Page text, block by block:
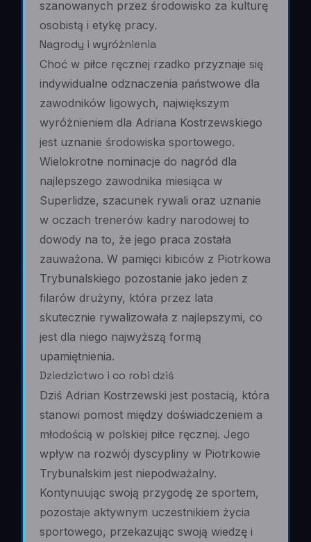
szanowanych przez środowisko za kulturę
osobistą i etykę pracy.
Nagrody i wyróżnienia
Choć w piłce ręcznej rzadko przyznaje się
indywidualne odznaczenia państwowe dla
zawodników ligowych, największym
wyróżnieniem dla Adriana Kostrzewskiego
jest uznanie środowiska sportowego.
Wielokrotne nominacje do nagród dla
najlepszego zawodnika miesiąca w
Superlidze, szacunek rywali oraz uznanie
w oczach trenerów kadry narodowej to
dowody na to, że jego praca została
zauważona. W pamięci kibiców z Piotrkowa
Trybunalskiego pozostanie jako jeden z
filarów drużyny, która przez lata
skutecznie rywalizowała z najlepszymi, co
jest dla niego najwyższą formą
upamiętnienia.
Dziedzictwo i co robi dziś
Dziś Adrian Kostrzewski jest postacią, która
stanowi pomost między doświadczeniem a
młodością w polskiej piłce ręcznej. Jego
wpływ na rozwój dyscypliny w Piotrkowie
Trybunalskim jest niepodważalny.
Kontynuując swoją przygodę ze sportem,
pozostaje aktywnym uczestnikiem życia
sportowego, przekazując swoją wiedzę i